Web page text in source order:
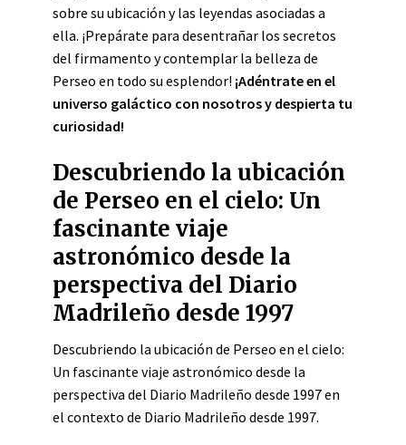
sobre su ubicación y las leyendas asociadas a
ella. ¡Prepárate para desentrañar los secretos
del firmamento y contemplar la belleza de
Perseo en todo su esplendor! ¡Adéntrate en el
universo galáctico con nosotros y despierta tu
curiosidad!
Descubriendo la ubicación
de Perseo en el cielo: Un
fascinante viaje
astronómico desde la
perspectiva del Diario
Madrileño desde 1997
Descubriendo la ubicación de Perseo en el cielo:
Un fascinante viaje astronómico desde la
perspectiva del Diario Madrileño desde 1997 en
el contexto de Diario Madrileño desde 1997.